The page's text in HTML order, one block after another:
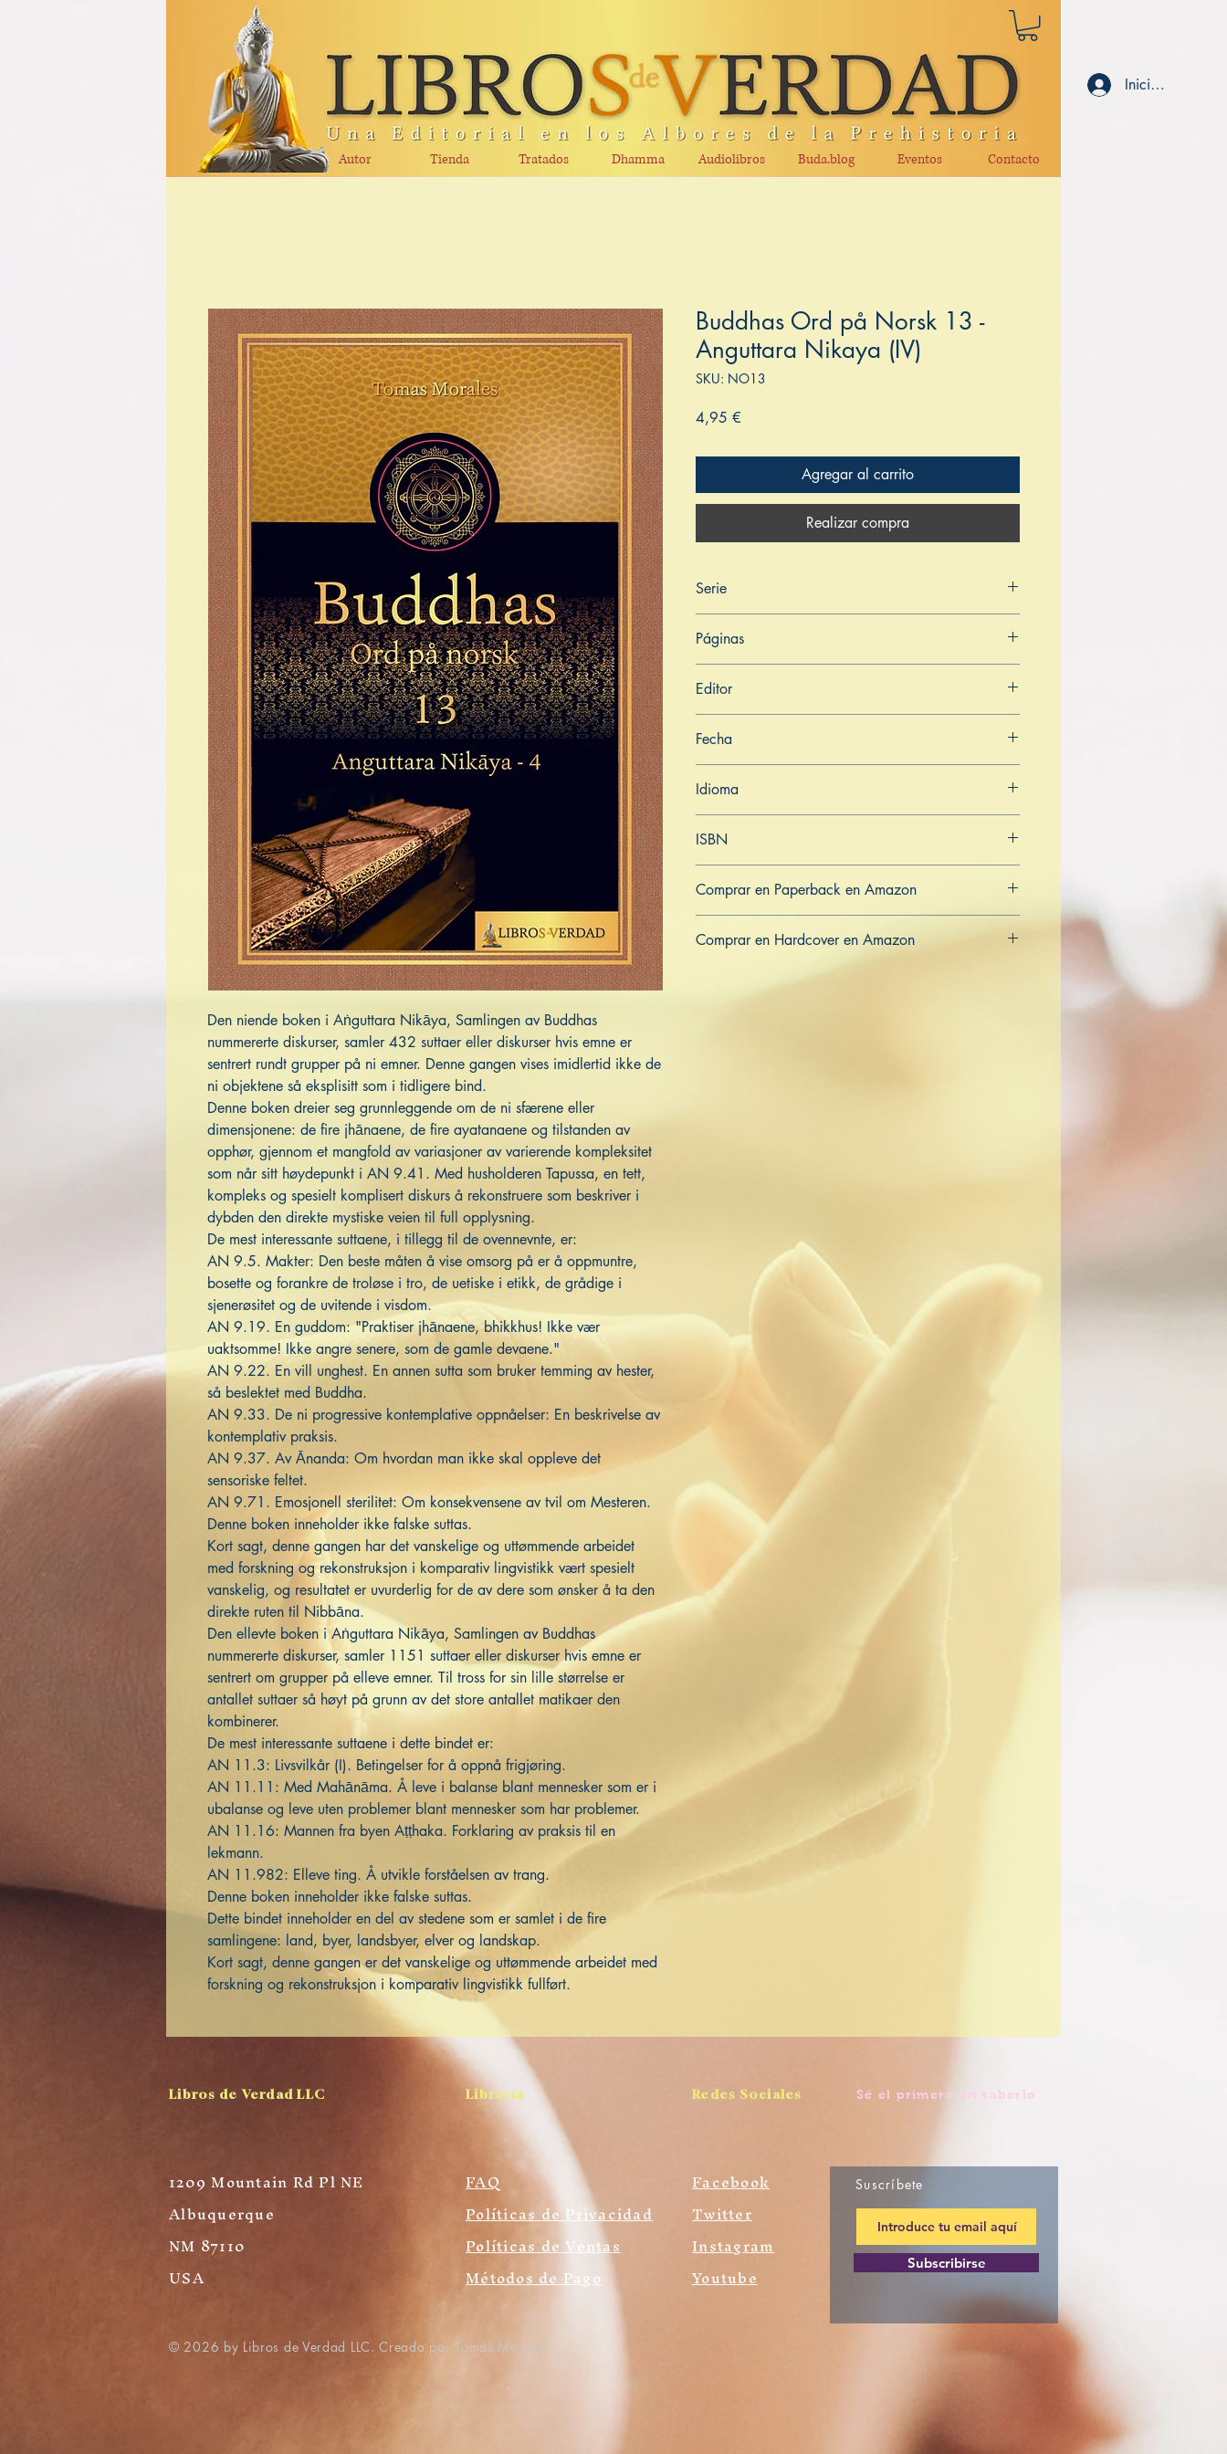
Autor Tienda Tratados Dhamma Audiolibros Buda.blog Eventos Contacto
Iniciar sesión
Den niende boken i Aṅguttara Nikāya, Samlingen av Buddhas
nummererte diskurser, samler 432 suttaer eller diskurser hvis emne er
sentrert rundt grupper på ni emner. Denne gangen vises imidlertid ikke de
ni objektene så eksplisitt som i tidligere bind.
Denne boken dreier seg grunnleggende om de ni sfærene eller
dimensjonene: de fire jhānaene, de fire ayatanaene og tilstanden av
opphør, gjennom et mangfold av variasjoner av varierende kompleksitet
som når sitt høydepunkt i AN 9.41. Med husholderen Tapussa, en tett,
kompleks og spesielt komplisert diskurs å rekonstruere som beskriver i
dybden den direkte mystiske veien til full opplysning.
De mest interessante suttaene, i tillegg til de ovennevnte, er:
AN 9.5. Makter: Den beste måten å vise omsorg på er å oppmuntre,
bosette og forankre de troløse i tro, de uetiske i etikk, de grådige i
sjenerøsitet og de uvitende i visdom.
AN 9.19. En guddom: "Praktiser jhānaene, bhikkhus! Ikke vær
uaktsomme! Ikke angre senere, som de gamle devaene."
AN 9.22. En vill unghest. En annen sutta som bruker temming av hester,
så beslektet med Buddha.
AN 9.33. De ni progressive kontemplative oppnåelser: En beskrivelse av
kontemplativ praksis.
AN 9.37. Av Ānanda: Om hvordan man ikke skal oppleve det
sensoriske feltet.
AN 9.71. Emosjonell sterilitet: Om konsekvensene av tvil om Mesteren.
Denne boken inneholder ikke falske suttas.
Kort sagt, denne gangen har det vanskelige og uttømmende arbeidet
med forskning og rekonstruksjon i komparativ lingvistikk vært spesielt
vanskelig, og resultatet er uvurderlig for de av dere som ønsker å ta den
direkte ruten til Nibbāna.
Den ellevte boken i Aṅguttara Nikāya, Samlingen av Buddhas
nummererte diskurser, samler 1151 suttaer eller diskurser hvis emne er
sentrert om grupper på elleve emner. Til tross for sin lille størrelse er
antallet suttaer så høyt på grunn av det store antallet matikaer den
kombinerer.
De mest interessante suttaene i dette bindet er:
AN 11.3: Livsvilkår (I). Betingelser for å oppnå frigjøring.
AN 11.11: Med Mahānāma. Å leve i balanse blant mennesker som er i
ubalanse og leve uten problemer blant mennesker som har problemer.
AN 11.16: Mannen fra byen Aṭṭhaka. Forklaring av praksis til en
lekmann.
AN 11.982: Elleve ting. Å utvikle forståelsen av trang.
Denne boken inneholder ikke falske suttas.
Dette bindet inneholder en del av stedene som er samlet i de fire
samlingene: land, byer, landsbyer, elver og landskap.
Kort sagt, denne gangen er det vanskelige og uttømmende arbeidet med
forskning og rekonstruksjon i komparativ lingvistikk fullført.
Buddhas Ord på Norsk 13 -
Anguttara Nikaya (IV)
SKU: NO13
4,95 €
Agregar al carrito
Realizar compra
Serie
Páginas
Editor
Fecha
Idioma
ISBN
Comprar en Paperback en Amazon
Comprar en Hardcover en Amazon
Libros de Verdad LLC Librería Redes Sociales Sé el primero en saberlo
1209 Mountain Rd Pl NE
Albuquerque
NM 87110
USA
FAQ
Políticas de Privacidad
Políticas de Ventas
Métodos de Pago
Facebook
Twitter
Instagram
Youtube
Suscríbete
Subscribirse
© 2026 by Libros de Verdad LLC. Creado por Tomás Morales